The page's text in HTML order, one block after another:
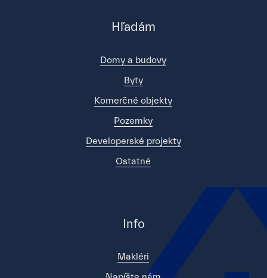
Hľadám
Domy a budovy
Byty
Komerčné objekty
Pozemky
Developerské projekty
Ostatné
Info
Makléri